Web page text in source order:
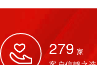
279 家